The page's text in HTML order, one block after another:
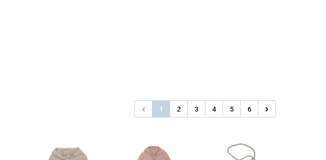
1 2 3 4 5 6